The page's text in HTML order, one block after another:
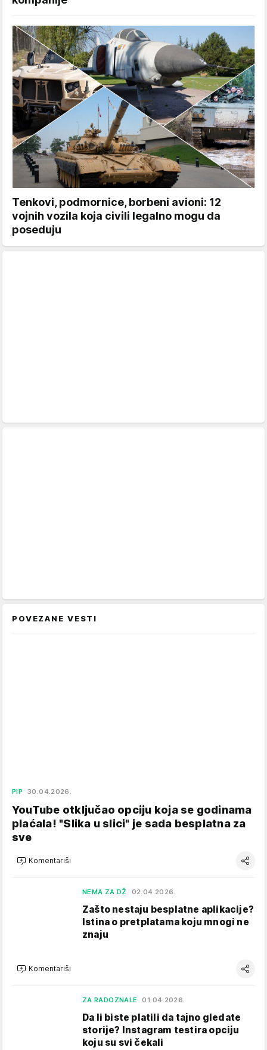
Tenkovi, podmornice, borbeni avioni: 12
vojnih vozila koja civili legalno mogu da
poseduju
POVEZANE VESTI
PIP 30.04.2026.
YouTube otključao opciju koja se godinama
plaćala! "Slika u slici" je sada besplatna za
sve
Komentariši
NEMA ZA DŽ 02.04.2026.
Zašto nestaju besplatne aplikacije?
Istina o pretplatama koju mnogi ne
znaju
Komentariši
ZA RADOZNALE 01.04.2026.
Da li biste platili da tajno gledate
storije? Instagram testira opciju
koju su svi čekali